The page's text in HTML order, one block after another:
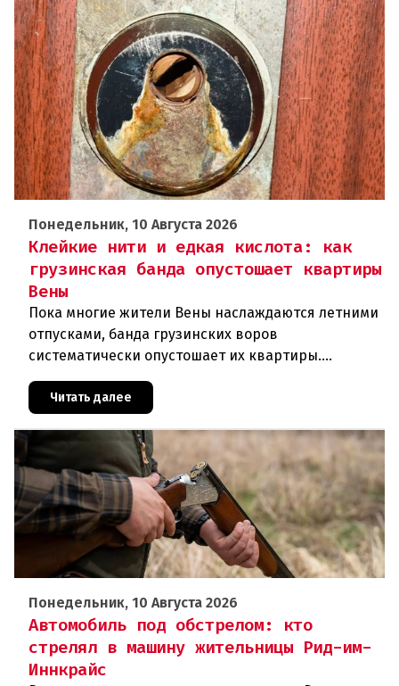
Понедельник, 10 Августа 2026
Клейкие нити и едкая кислота: как
грузинская банда опустошает квартиры
Вены
Пока многие жители Вены наслаждаются летними
отпусками, банда грузинских воров
систематически опустошает их квартиры.
азотную кислоту, чтобы разъедать замки, и
Читать далее
Понедельник, 10 Августа 2026
Автомобиль под обстрелом: кто
стрелял в машину жительницы Рид-им-
Иннкрайс